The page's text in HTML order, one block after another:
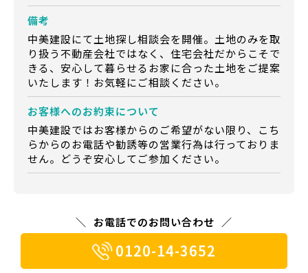
備考
中美建設にて土地探し相談会を開催。土地のみを取
り扱う不動産会社ではなく、住宅会社だからこそで
きる、安心して暮らせるお家に合った土地をご提案
いたします！お気軽にご相談ください。
お客様へのお約束について
中美建設ではお客様からのご希望がない限り、こち
らからのお電話や勧誘等の営業行為は行っておりま
せん。どうぞ安心してご参加ください。
お電話でのお問い合わせ
0120-14-3652